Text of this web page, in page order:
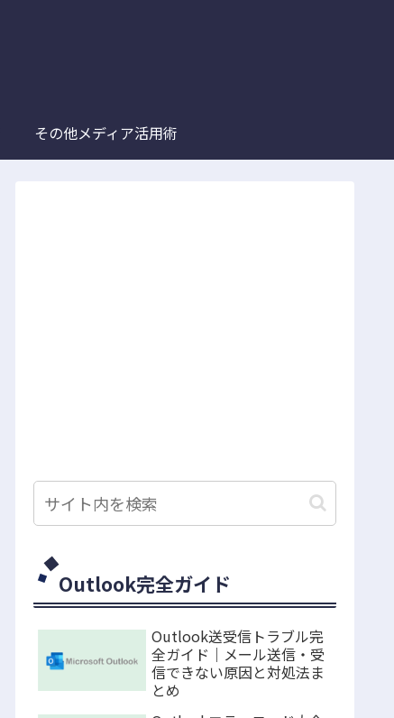
その他メディア活用術
Outlook完全ガイド
Outlook送受信トラブル完
全ガイド｜メール送信・受
信できない原因と対処法ま
とめ